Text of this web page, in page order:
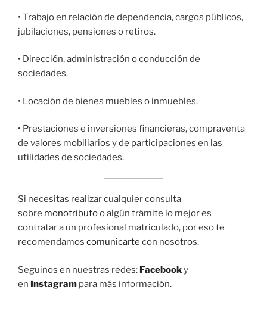
• Trabajo en relación de dependencia, cargos públicos,
jubilaciones, pensiones o retiros.
• Dirección, administración o conducción de
sociedades.
• Locación de bienes muebles o inmuebles.
• Prestaciones e inversiones financieras, compraventa
de valores mobiliarios y de participaciones en las
utilidades de sociedades.
Si necesitas realizar cualquier consulta
sobre monotributoo algún trámite lo mejor es
contratar a un profesional matriculado, por eso te
recomendamos comunicarte con nosotros.
Seguinos en nuestras redes: Facebooky
en Instagram para más información.